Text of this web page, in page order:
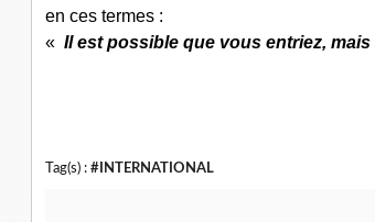
en ces termes :
« Il est possible que vous entriez,
Tag(s) : #INTERNATIONAL